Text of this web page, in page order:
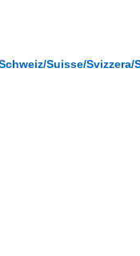
Suisse/Svizzera/